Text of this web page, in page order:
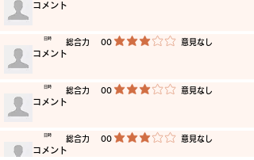
​コメント
​総合力 00 平均評価 3 /5 ​意見なし
​日時
​コメント
​総合力 00 平均評価 3 /5 ​意見なし
​日時
​コメント
​総合力 00 平均評価 3 /5 ​意見なし
​日時
​コメント